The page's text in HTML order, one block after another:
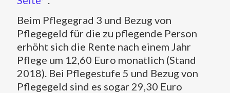
Beim Pflegegrad 3 und Bezug von
Pflegegeld für die zu pflegende Person
erhöht sich die Rente nach einem Jahr
Pflege um 12,60 Euro monatlich (Stand
2018). Bei Pflegestufe 5 und Bezug von
Pflegegeld sind es sogar 29,30 Euro